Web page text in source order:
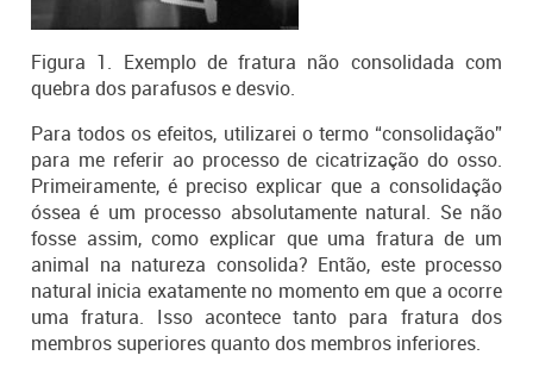
Figura 1. Exemplo de fratura não consolidada com
quebra dos parafusos e desvio.
Para todos os efeitos, utilizarei o termo “consolidação”
para me referir ao processo de cicatrização do osso.
Primeiramente, é preciso explicar que a consolidação
óssea é um processo absolutamente natural. Se não
fosse assim, como explicar que uma fratura de um
animal na natureza consolida? Então, este processo
natural inicia exatamente no momento em que a ocorre
uma fratura. Isso acontece tanto para fratura dos
membros superiores quanto dos membros inferiores.